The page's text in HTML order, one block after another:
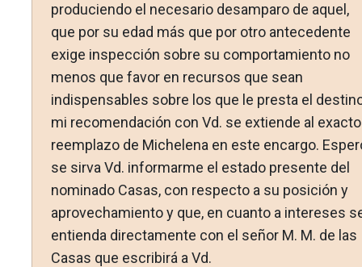
produciendo el necesario desamparo de aquel,
que por su edad más que por otro antecedente
exige inspección sobre su comportamiento no
menos que favor en recursos que sean
indispensables sobre los que le presta el
mi recomendación con Vd. se extiende al exacto
reemplazo de Michelena en este encargo.
se sirva Vd. informarme el estado presente del
nominado Casas, con respecto a su posición y
aprovechamiento y que, en cuanto a intereses
entienda directamente con el señor M. M. de las
Casas que escribirá a Vd.